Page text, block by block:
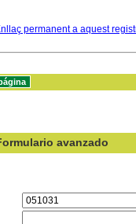
permanent a aquest
avanzado